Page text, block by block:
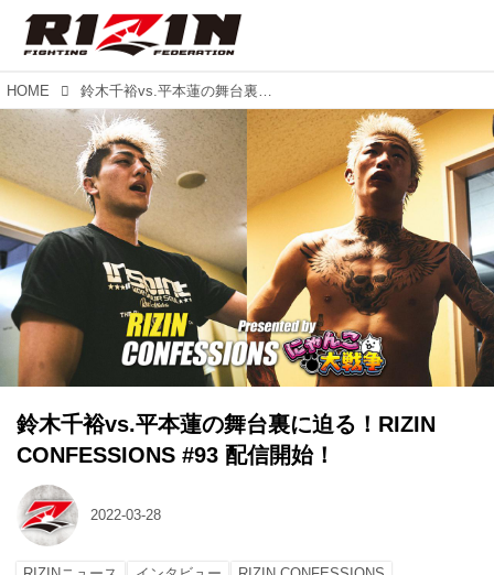
HOME 鈴木千裕vs.平本蓮の舞台裏に迫る！RIZIN CONFESSIONS #93 配信開始！
鈴木千裕vs.平本蓮の舞台裏に迫る！RIZIN
CONFESSIONS #93 配信開始！
2022-03-28